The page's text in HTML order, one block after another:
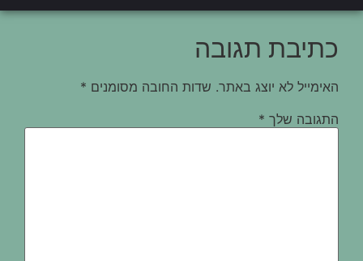
כתיבת תגובה
האימייל לא יוצג באתר. שדות החובה מסומנים *
התגובה שלך *